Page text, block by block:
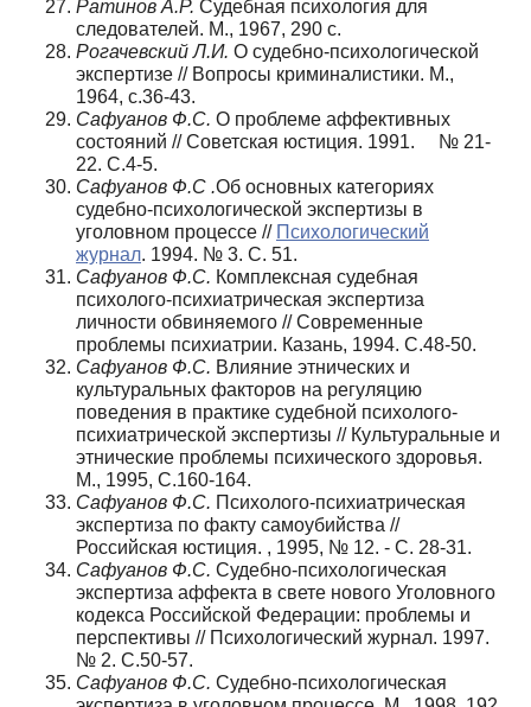
Ратинов А.Р. Судебная психология для
следователей. М., 1967, 290 с.
Рогачевский Л.И. О судебно-психологической
экспертизе // Вопросы криминалистики. М.,
1964, с.36-43.
Сафуанов Ф.С. О проблеме аффективных
состояний // Советская юстиция. 1991. № 21-
22. С.4-5.
Сафуанов Ф.С .Об основных категориях
судебно-психологической экспертизы в
уголовном процессе // Психологический
журнал. 1994. № 3. С. 51.
Сафуанов Ф.С. Комплексная судебная
психолого-психиатрическая экспертиза
личности обвиняемого // Современные
проблемы психиатрии. Казань, 1994. С.48-50.
Сафуанов Ф.С. Влияние этнических и
культуральных факторов на регуляцию
поведения в практике судебной психолого-
психиатрической экспертизы // Культуральные и
этнические проблемы психического здоровья.
М., 1995, C.160-164.
Сафуанов Ф.С. Психолого-психиатрическая
экспертиза по факту самоубийства //
Российская юстиция. , 1995, № 12. - С. 28-31.
Сафуанов Ф.С. Судебно-психологическая
экспертиза аффекта в свете нового Уголовного
кодекса Российской Федерации: проблемы и
перспективы // Психологический журнал. 1997.
№ 2. С.50-57.
Сафуанов Ф.С. Судебно-психологическая